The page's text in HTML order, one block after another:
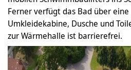
Ferner verfügt das Bad über
Umkleidekabine, Dusche und
zur Wärmehalle ist barrierefrei.